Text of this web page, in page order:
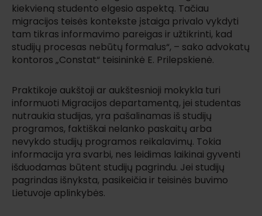
kiekvieną studento elgesio aspektą. Tačiau
migracijos teisės kontekste įstaiga privalo vykdyti
tam tikras informavimo pareigas ir užtikrinti, kad
studijų procesas nebūtų formalus“, – sako advokatų
kontoros „Constat“ teisininkė E. Prilepskienė.
Praktikoje aukštoji ar aukštesnioji mokykla turi
informuoti Migracijos departamentą, jei studentas
nutraukia studijas, yra pašalinamas iš studijų
programos, faktiškai nelanko paskaitų arba
nevykdo studijų programos reikalavimų. Tokia
informacija yra svarbi, nes leidimas laikinai gyventi
išduodamas būtent studijų pagrindu. Jei studijų
pagrindas išnyksta, pasikeičia ir teisinės buvimo
Lietuvoje aplinkybės.